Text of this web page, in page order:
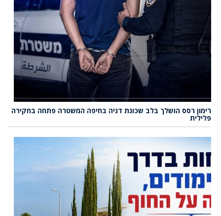
רימון רסס הושלך בלב שכונת דניה בחיפה המשטרה פתחה בחקירה
פלילית